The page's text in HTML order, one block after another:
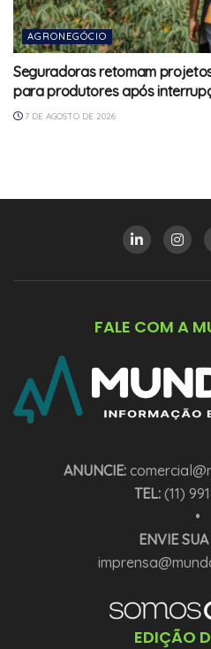
AGRONEGÓCIO
Seguradoras retomam
para produtores após
7 DE AGOSTO DE 2026
FALE COM A
ANUNCIE:
TEL:(11)
•
ENVIE
EDIÇÃO